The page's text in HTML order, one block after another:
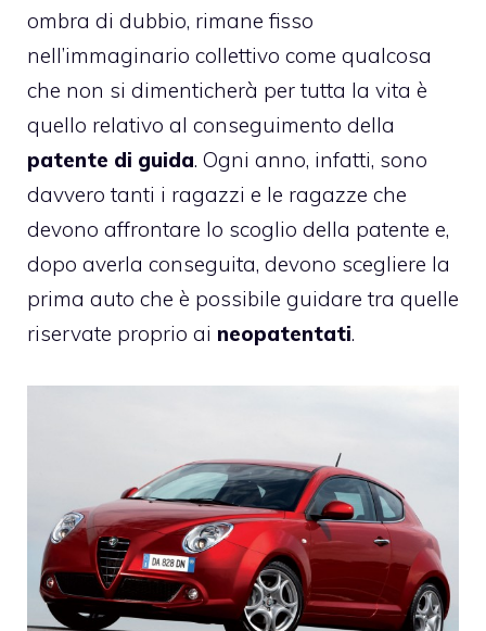
ombra di dubbio, rimane fisso
nell’immaginario collettivo come qualcosa
che non si dimenticherà per tutta la vita è
quello relativo al conseguimento della
patente di guida. Ogni anno, infatti, sono
davvero tanti i ragazzi e le ragazze che
devono affrontare lo scoglio della patente e,
dopo averla conseguita, devono scegliere la
prima auto che è possibile guidare tra quelle
riservate proprio ai neopatentati.